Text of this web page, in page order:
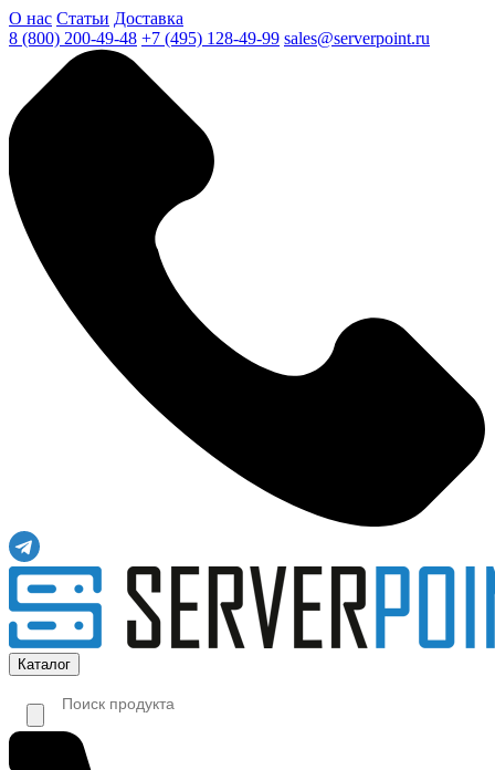
О нас Статьи Доставка
8 (800) 200-49-48 +7 (495) 128-49-99 sales@serverpoint.ru
Каталог